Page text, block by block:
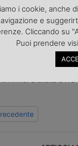
nonché
nellapagina
sulle ultime
Iscriviti alla
l'invio. Gratuita e NO
i cookie, anche
e
Cliccando su
Puoi prendere